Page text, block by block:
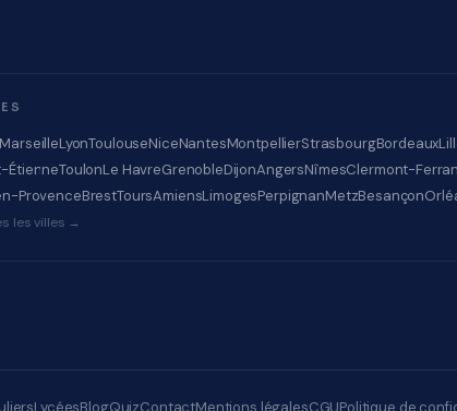
MarseilleLyonToulouseNiceNantesMontpellierStrasbourgBordeaux
ÉtienneToulonLe HavreGrenobleDijonAngersNîmesClermont-
ProvenceBrestToursAmiensLimogesPerpignanMetzBesançon
les villes →
LycéesBlogQuizContactMentions légalesCGUPolitique de